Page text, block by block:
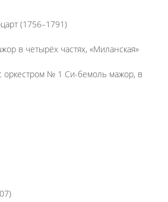
(1756–1791)
в четырёх частях, «Миланская»
оркестром № 1 Си-бемоль мажор, в